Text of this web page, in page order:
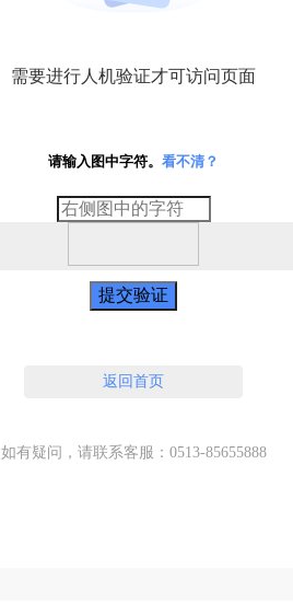
需要进行人机验证才可访问页面
请输入图中字符。 看不清？
提交验证
返回首页
如有疑问，请联系客服：0513-85655888